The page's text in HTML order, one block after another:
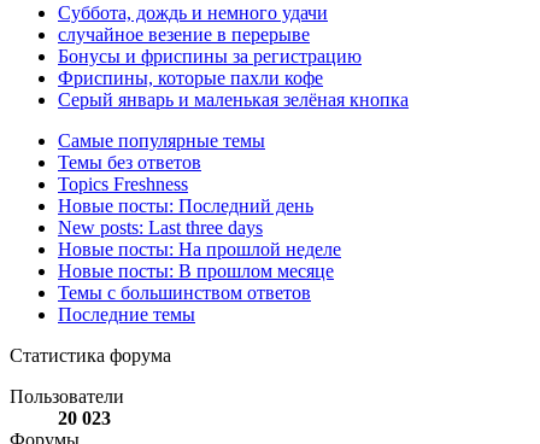
Суббота, дождь и немного удачи
случайное везение в перерыве
Бонусы и фриспины за регистрацию
Фриспины, которые пахли кофе
Серый январь и маленькая зелёная кнопка
Самые популярные темы
Темы без ответов
Topics Freshness
Новые посты: Последний день
New posts: Last three days
Новые посты: На прошлой неделе
Новые посты: В прошлом месяце
Темы с большинством ответов
Последние темы
Статистика форума
Пользователи
20 023
Форумы